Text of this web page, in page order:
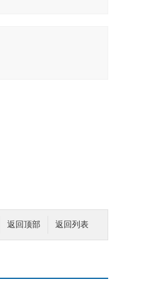
返回列表
返回顶部